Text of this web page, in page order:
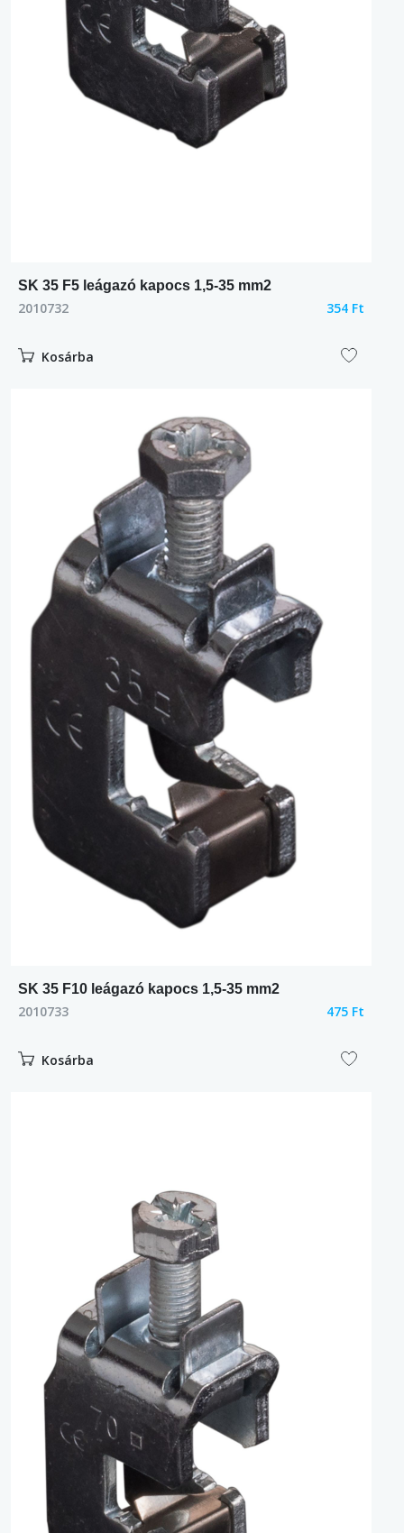
SK 35 F5 leágazó kapocs 1,5-35 mm2
2010732 354 Ft
Kosárba
SK 35 F10 leágazó kapocs 1,5-35 mm2
2010733 475 Ft
Kosárba